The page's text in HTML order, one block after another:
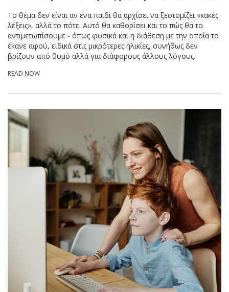
Το θέμα δεν είναι αν ένα παιδί θα αρχίσει να ξεστομίζει «κακές
λέξεις», αλλά το πότε. Αυτό θα καθορίσει και το πώς θα το
αντιμετωπίσουμε - όπως φυσικά και η διάθεση με την οποία το
έκανε αφού, ειδικά στις μικρότερες ηλικίες, συνήθως δεν
βρίζουν από θυμό αλλά για διάφορους άλλους λόγους.
READ NOW